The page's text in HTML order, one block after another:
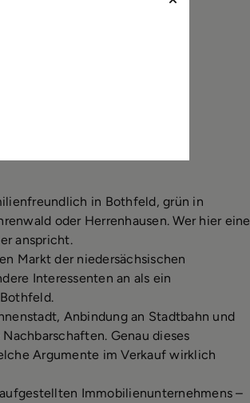
in Bothfeld, grün in
oder Herrenhausen. Wer hier eine
anspricht.
Markt der niedersächsischen
Interessenten an als ein
Anbindung an Stadtbahn und
Genau dieses
Argumente im Verkauf wirklich
Immobilienunternehmens –